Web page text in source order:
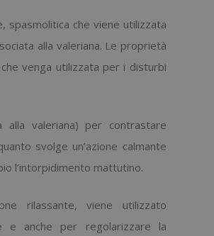
spasmolitica che viene utilizzata
alla valeriana. Le proprietà
venga utilizzata per i disturbi
alla valeriana) per contrastare
svolge un’azione calmante
l’intorpidimento mattutino.
rilassante, viene utilizzato
e anche per regolarizzare la